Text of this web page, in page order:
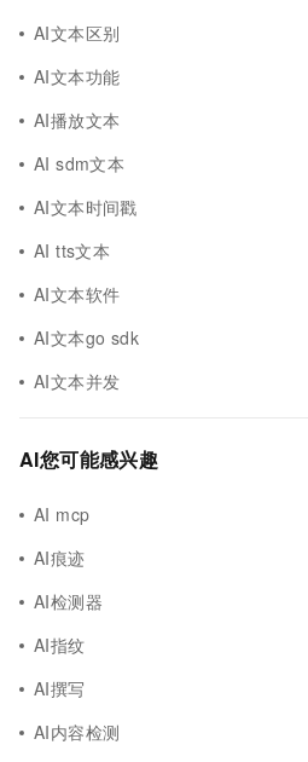
AI文本区别
AI文本功能
AI播放文本
AI sdm文本
AI文本时间戳
AI tts文本
AI文本软件
AI文本go sdk
AI文本并发
AI您可能感兴趣
AI mcp
AI痕迹
AI检测器
AI指纹
AI撰写
AI内容检测